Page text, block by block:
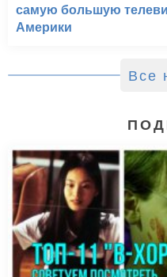
самую большую
Америки
Все